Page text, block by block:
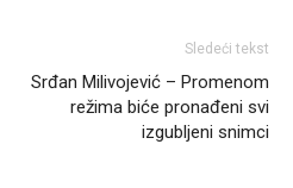
Sledeći tekst
Srđan Milivojević – Promenom
režima biće pronađeni svi
izgubljeni snimci